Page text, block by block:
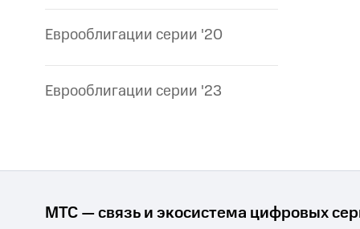
Еврооблигации серии '20
Еврооблигации серии '23
МТС — связь и экосистема цифровых